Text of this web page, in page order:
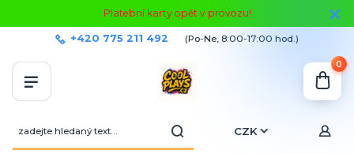
Platební karty opět v provozu!
CZK
+420 775 211 492 (Po-Ne, 8:00-17:00 hod.)
0